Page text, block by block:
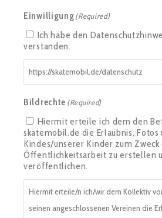
Einwilligung(Required)
Ich habe den
verstanden.
https://skatemobil.de/datenschutz
Bildrechte (Required)
Hiermit erteile ich dem den
skatemobil.de die Erlaubnis, Fotos
Kindes/unserer Kinder zum Zweck
Öffentlichkeitsarbeit zu erstellen
veröffentlichen.
Hiermit erteile/n ich/wir dem Kollektiv
seinen angeschlossenen Vereinen die